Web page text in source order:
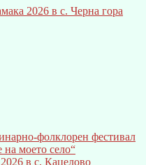
2026 в с. Черна гора
фолклорен фестивал
на моето село“
в с. Кацелово